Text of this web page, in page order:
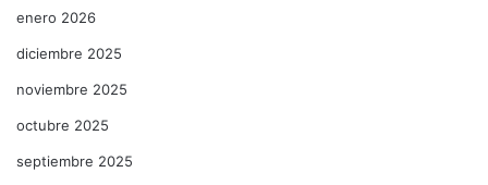
enero 2026
diciembre 2025
noviembre 2025
octubre 2025
septiembre 2025